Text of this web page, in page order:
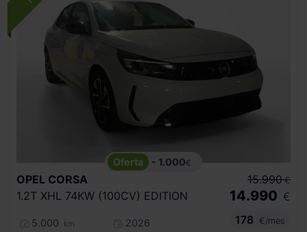
- 1.000€
OPEL CORSA
1.2T XHL 74KW (100CV) EDITION
5.000 km
2026
15.990 €
14.990 €
178
€/mes